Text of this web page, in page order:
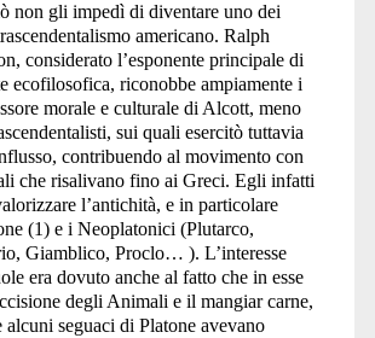
non gli impedì di diventare uno dei
americano. Ralph
considerato l’esponente principale di
ecofilosofica, riconobbe ampiamente i
morale e culturale di Alcott, meno
sui quali esercitò tuttavia
contribuendo al movimento con
che risalivano fino ai Greci. Egli infatti
l’antichità, e in particolare
(1) e i Neoplatonici (Plutarco,
Giamblico, Proclo… ). L’interesse
era dovuto anche al fatto che in esse
degli Animali e il mangiar carne,
alcuni seguaci di Platone avevano